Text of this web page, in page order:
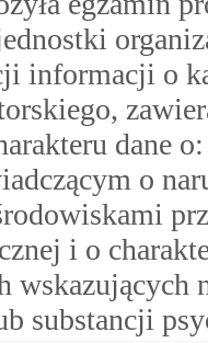
informacji o
dane o:
o
i o
wskazujących
substancji